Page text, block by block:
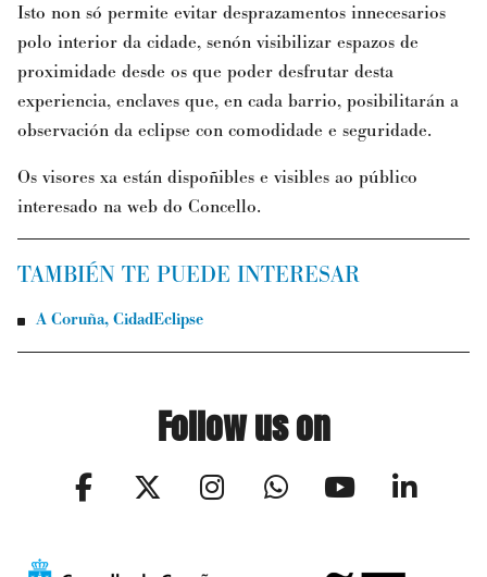
Isto non só permite evitar desprazamentos innecesarios
polo interior da cidade, senón visibilizar espazos de
proximidade desde os que poder desfrutar desta
experiencia, enclaves que, en cada barrio, posibilitarán a
observación da eclipse con comodidade e seguridade.
Os visores xa están dispoñibles e visibles ao público
interesado na web do Concello.
TAMBIÉN TE PUEDE INTERESAR
A Coruña, CidadEclipse
Follow us on